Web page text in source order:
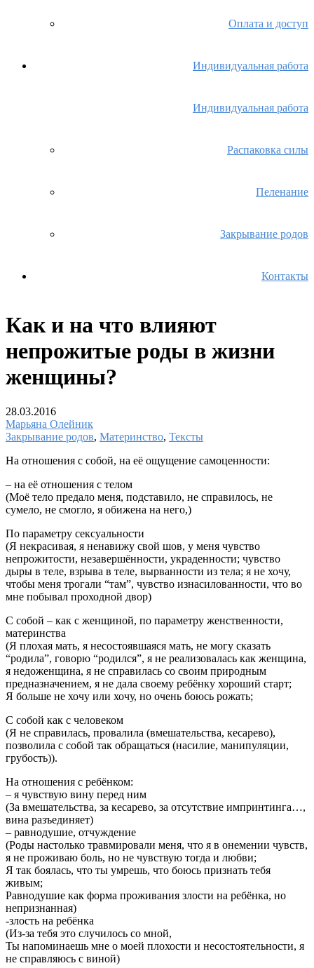
Оплата и доступ
Индивидуальная работа
Индивидуальная работа
Распаковка силы
Пеленание
Закрывание родов
Контакты
Как и на что влияют
непрожитые роды в жизни
женщины?
28.03.2016
Марьяна Олейник
Закрывание родов, Материнство, Тексты
На отношения с собой, на её ощущение самоценности:
– на её отношения с телом
(Моё тело предало меня, подставило, не справилось, не
сумело, не смогло, я обижена на него,)
По параметру сексуальности
(Я некрасивая, я ненавижу свой шов, у меня чувство
непрожитости, незавершённости, украденности; чувство
дыры в теле, взрыва в теле, вырванности из тела; я не хочу,
чтобы меня трогали “там”, чувство изнасилованности, что во
мне побывал проходной двор)
С собой – как с женщиной, по параметру женственности,
материнства
(Я плохая мать, я несостоявшаяся мать, не могу сказать
“родила”, говорю “родился”, я не реализовалась как женщина,
я недоженщина, я не справилась со своим природным
предназначением, я не дала своему ребёнку хороший старт;
Я больше не хочу или хочу, но очень боюсь рожать;
С собой как с человеком
(Я не справилась, провалила (вмешательства, кесарево),
позволила с собой так обращаться (насилие, манипуляции,
грубость)).
На отношения с ребёнком:
– я чувствую вину перед ним
(За вмешательства, за кесарево, за отсутствие импринтинга…,
вина разъединяет)
– равнодушие, отчуждение
(Роды настолько травмировали меня, что я в онемении чувств,
я не проживаю боль, но не чувствую тогда и любви;
Я так боялась, что ты умрешь, что боюсь признать тебя
живым;
Равнодушие как форма проживания злости на ребёнка, но
непризнанная)
-злость на ребёнка
(Из-за тебя это случилось со мной,
Ты напоминаешь мне о моей плохости и несостоятельности, я
не справляюсь с виной)